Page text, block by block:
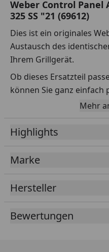
Weber Control Panel
325 SS "21 (69612)
Dies ist ein originales
Austausch des
Ihrem Grillgerät.
Ob dieses Ersatzteil
können Sie ganz einfach
Explosionszeichnung
das betreffende Teil
Über die Seriennummer
ganz einfach zur
Geben Sie dafür die
Sollte Ihnen nicht
Seriennummer finden,
Mehr
Highlights
Marke
Hersteller
Bewertungen